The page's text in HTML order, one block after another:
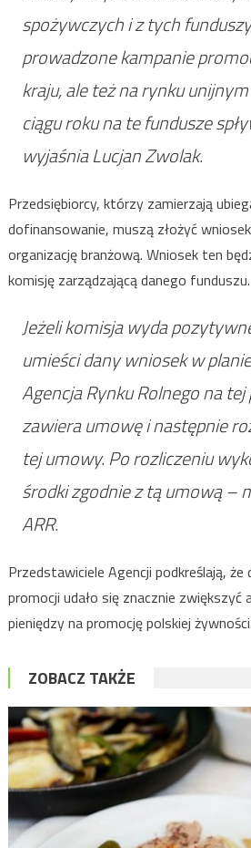
spożywczych i z tych
prowadzone kampanie
kraju, ale też na rynku unijnym
ciągu roku na te fundusze
wyjaśnia Lucjan Zwolak.
Przedsiębiorcy, którzy zamierzają
dofinansowanie, muszą złożyć
organizację branżową. Wniosek ten
komisję zarządzającą danego funduszu.
Jeżeli komisja wyda
umieści dany wniosek w
Agencja Rynku Rolnego na
zawiera umowę i następnie
tej umowy. Po rozliczeniu
środki zgodnie z tą umową –
ARR.
Przedstawiciele Agencji podkreślają,
promocji udało się znacznie zwiększyć
pieniędzy na promocję polskiej żywności.
ZOBACZ TAKŻE